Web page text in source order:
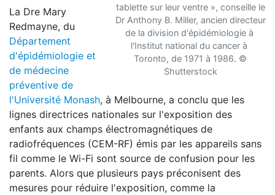
tablette sur leur ventre », conseille le
Dr Anthony B. Miller, ancien directeur
de la division d'épidémiologie à
l'Institut national du cancer à
Toronto, de 1971 à 1986. ©
Shutterstock
La Dre Mary
Redmayne, du
Département
d'épidémiologie et
de médecine
préventive de
l'Université Monash, à Melbourne, a conclu que les
lignes directrices nationales sur l'exposition des
enfants aux champs électromagnétiques de
radiofréquences (CEM-RF) émis par les appareils sans
fil comme le Wi-Fi sont source de confusion pour les
parents. Alors que plusieurs pays préconisent des
mesures pour réduire l'exposition, comme la